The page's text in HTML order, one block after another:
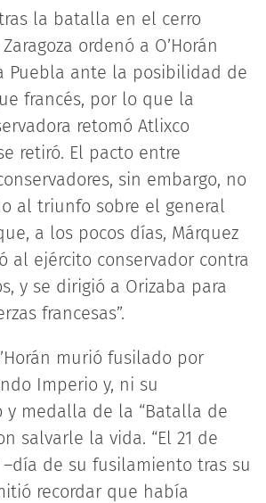
la batalla en el cerro
ordenó a O’Horán
Puebla ante la posibilidad de
francés, por lo que la
retomó Atlixco
retiró. El pacto entre
sin embargo, no
al triunfo sobre el general
a los pocos días, Márquez
al ejército conservador contra
y se dirigió a Orizaba para
francesas”.
murió fusilado por
Imperio y, ni su
y medalla de la “Batalla de
salvarle la vida. “El 21 de
–día de su fusilamiento tras su
recordar que había